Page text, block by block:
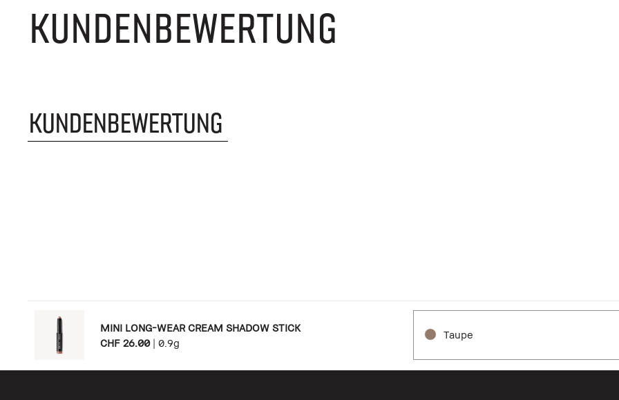
KUNDENBEWERTUNG
KUNDENBEWERTUNG
MINI LONG-WEAR CREAM SHADOW STICK
CHF 26.00 | 0.9g
Taupe